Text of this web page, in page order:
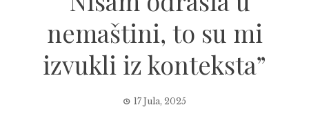
nemaštini, to su mi
izvukli iz konteksta”
17 Jula, 2025